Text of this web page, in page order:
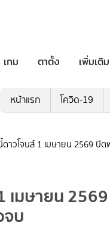
เกม ตาตั้ง เพิ่มเติม
หน้าแรก โควิด-19
าวโจนส์ 1 เมษายน 2569 ปิ
เมษายน
บ